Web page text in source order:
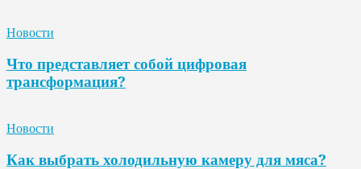
Новости
Что представляет собой цифровая
трансформация?
Новости
Как выбрать холодильную камеру для мяса?